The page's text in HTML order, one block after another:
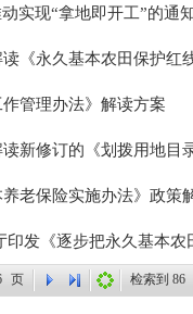
实现“拿地即开工”的通
《永久基本农田保护红
作管理办法》解读方案
新修订的《划拨用地目录
养老保险实施办法》政策
发《逐步把永久基本农
页 检索到 86